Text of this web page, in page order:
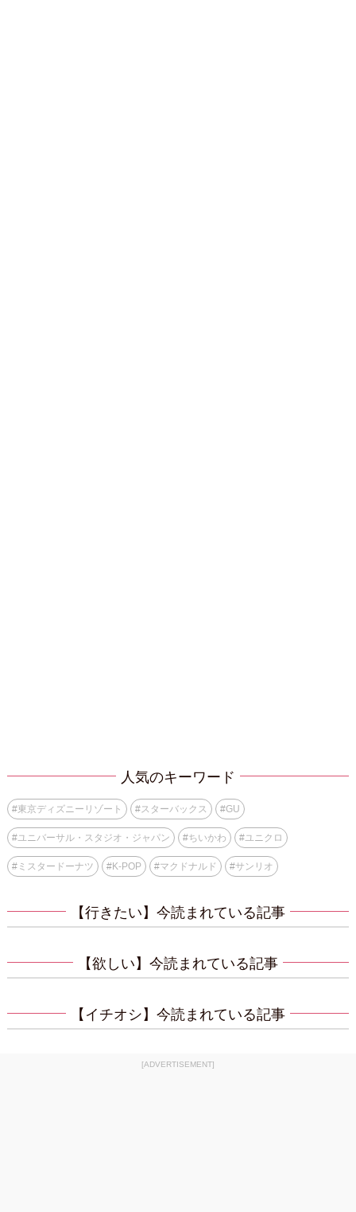
人気のキーワード
#東京ディズニーリゾート #スターバックス #GU
#ユニバーサル・スタジオ・ジャパン #ちいかわ #ユニクロ
#ミスタードーナツ #K-POP #マクドナルド #サンリオ
【行きたい】今読まれている記事
【欲しい】今読まれている記事
【イチオシ】今読まれている記事
[ADVERTISEMENT]